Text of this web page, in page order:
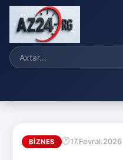
BIZNES 17.Fevral.2026